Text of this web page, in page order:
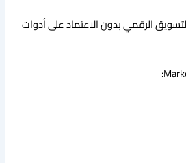
الرقمي بدون الاعتماد على أدوات